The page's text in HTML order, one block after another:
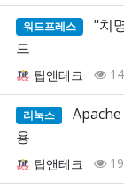
워드프레스
"치
드
팁앤테크
리눅스
용
팁앤테크